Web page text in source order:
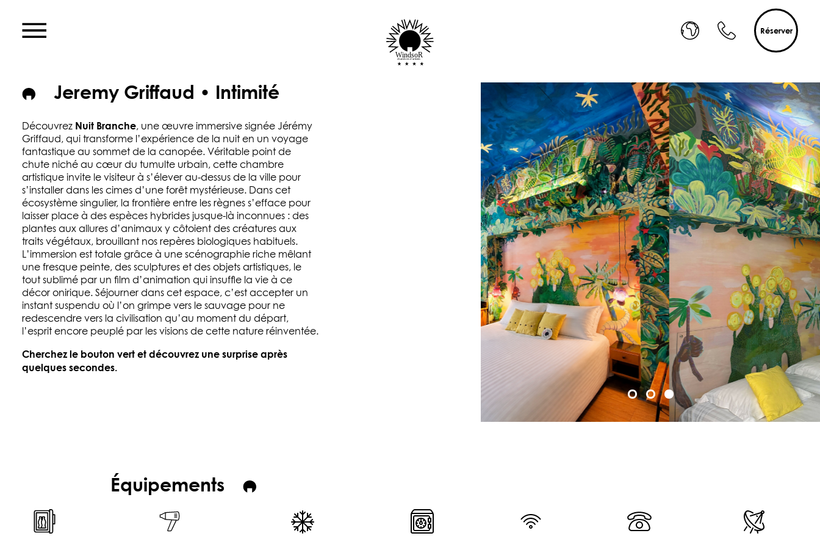
WindsoR
chambres d'artistes
Réserver
Jeremy Griffaud • Intimité
Découvrez Nuit Branche, une œuvre immersive signée Jérémy
Griffaud, qui transforme l’expérience de la nuit en un voyage
fantastique au sommet de la canopée. Véritable point de
chute niché au cœur du tumulte urbain, cette chambre
artistique invite le visiteur à s’élever au-dessus de la ville pour
s’installer dans les cimes d’une forêt mystérieuse. Dans cet
écosystème singulier, la frontière entre les règnes s’efface pour
laisser place à des espèces hybrides jusque-là inconnues : des
plantes aux allures d’animaux y côtoient des créatures aux
traits végétaux, brouillant nos repères biologiques habituels.
L’immersion est totale grâce à une scénographie riche mêlant
une fresque peinte, des sculptures et des objets artistiques, le
tout sublimé par un film d’animation qui insuffle la vie à ce
décor onirique. Séjourner dans cet espace, c’est accepter un
instant suspendu où l’on grimpe vers le sauvage pour ne
redescendre vers la civilisation qu’au moment du départ,
l’esprit encore peuplé par les visions de cette nature réinventée.
Cherchez le bouton vert et découvrez une surprise après
quelques secondes.
Équipements